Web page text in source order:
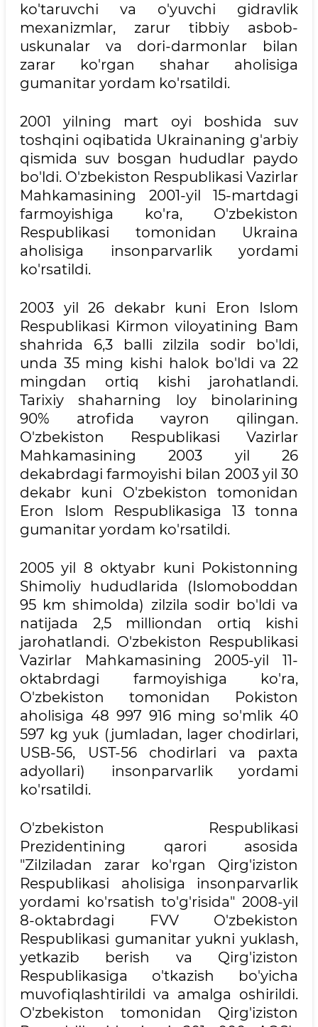
ko'taruvchi va o'yuvchi gidravlik
mexanizmlar, zarur tibbiy asbob-
uskunalar va dori-darmonlar bilan
zarar ko'rgan shahar aholisiga
gumanitar yordam ko'rsatildi.
2001 yilning mart oyi boshida suv
toshqini oqibatida Ukrainaning g'arbiy
qismida suv bosgan hududlar paydo
bo'ldi. O'zbekiston Respublikasi Vazirlar
Mahkamasining 2001-yil 15-martdagi
farmoyishiga ko'ra, O'zbekiston
Respublikasi tomonidan Ukraina
aholisiga insonparvarlik yordami
ko'rsatildi.
2003 yil 26 dekabr kuni Eron Islom
Respublikasi Kirmon viloyatining Bam
shahrida 6,3 balli zilzila sodir bo'ldi,
unda 35 ming kishi halok bo'ldi va 22
mingdan ortiq kishi jarohatlandi.
Tarixiy shaharning loy binolarining
90% atrofida vayron qilingan.
O'zbekiston Respublikasi Vazirlar
Mahkamasining 2003 yil 26
dekabrdagi farmoyishi bilan 2003 yil 30
dekabr kuni O'zbekiston tomonidan
Eron Islom Respublikasiga 13 tonna
gumanitar yordam ko'rsatildi.
2005 yil 8 oktyabr kuni Pokistonning
Shimoliy hududlarida (Islomoboddan
95 km shimolda) zilzila sodir bo'ldi va
natijada 2,5 milliondan ortiq kishi
jarohatlandi. O'zbekiston Respublikasi
Vazirlar Mahkamasining 2005-yil 11-
oktabrdagi farmoyishiga ko'ra,
O'zbekiston tomonidan Pokiston
aholisiga 48 997 916 ming so'mlik 40
597 kg yuk (jumladan, lager chodirlari,
USB-56, UST-56 chodirlari va paxta
adyollari) insonparvarlik yordami
ko'rsatildi.
O'zbekiston Respublikasi
Prezidentining qarori asosida
"Zilziladan zarar ko'rgan Qirg'iziston
Respublikasi aholisiga insonparvarlik
yordami ko'rsatish to'g'risida" 2008-yil
8-oktabrdagi FVV O'zbekiston
Respublikasi gumanitar yukni yuklash,
yetkazib berish va Qirg'iziston
Respublikasiga o'tkazish bo'yicha
muvofiqlashtirildi va amalga oshirildi.
O'zbekiston tomonidan Qirg'iziston